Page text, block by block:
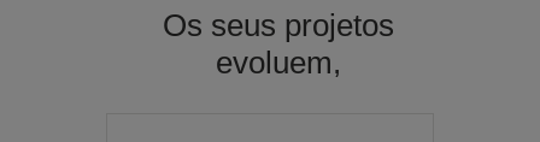
Os seus projetos
evoluem,